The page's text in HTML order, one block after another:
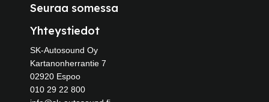
Seuraa somessa
Yhteystiedot
SK-Autosound Oy
Kartanonherrantie 7
02920 Espoo
010 29 22 800